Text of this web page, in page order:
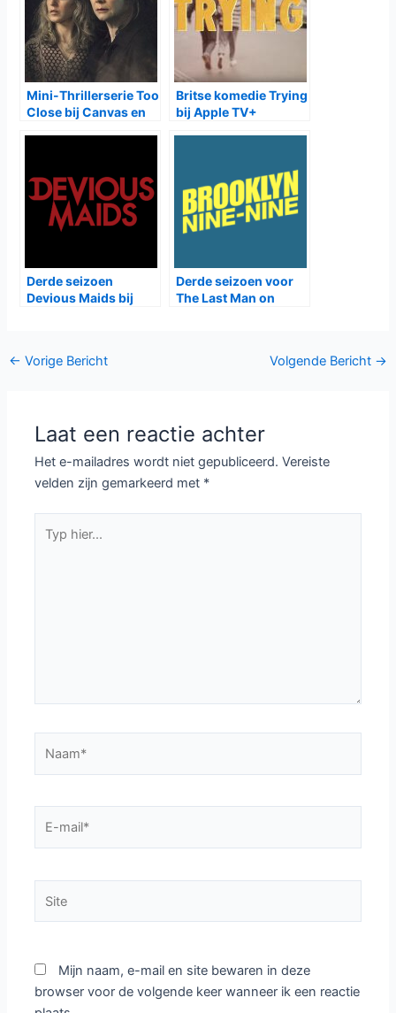
Mini-Thrillerserie Too
Close bij Canvas en
Britse komedie Trying
bij Apple TV+
Derde seizoen
Devious Maids bij
Derde seizoen voor
The Last Man on
Bericht
← Vorige Bericht Volgende Bericht →
Laat een reactie achter
Het e-mailadres wordt niet gepubliceerd. Vereiste
velden zijn gemarkeerd met *
hier...
mail*
Mijn naam, e-mail en site bewaren in deze
browser voor de volgende keer wanneer ik een reactie